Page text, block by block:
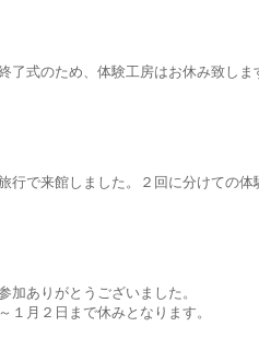
了式のため、体験工房はお休み致しま
行で来館しました。２回に分けての
加ありがとうございました。
１月２日まで休みとなります。